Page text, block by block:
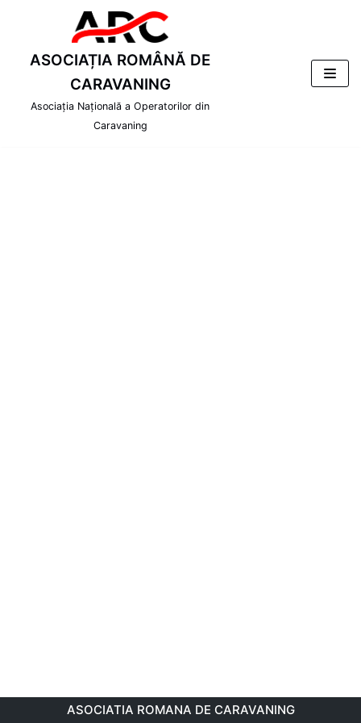
content
ASOCIAȚIA ROMÂNĂ DE
CARAVANING
Asociația Națională a Operatorilor din
Caravaning
ASOCIATIA ROMANA DE CARAVANING